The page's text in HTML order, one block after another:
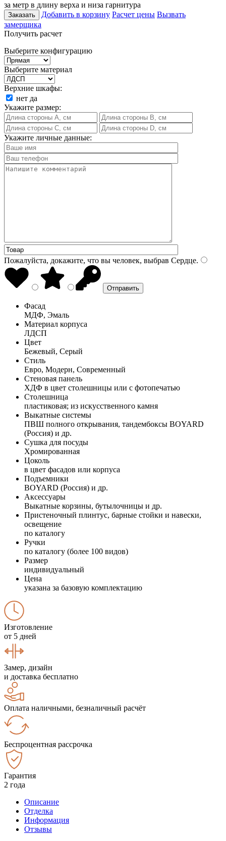
за метр в длину верха и низа гарнитура
Заказать Добавить в корзину Расчет цены Вызвать
замерщика
Получить расчет
Выберите конфигурацию
Выберите материал
Верхние шкафы:
нет да
Укажите размер:
Укажите личные данные:
Пожалуйста, докажите, что вы человек, выбрав Сердце.
Фасад
МДФ, Эмаль
Материал корпуса
ЛДСП
Цвет
Бежевый, Серый
Стиль
Евро, Модерн, Современный
Стеновая панель
ХДФ в цвет столешницы или с фотопечатью
Столешница
пластиковая; из искусственного камня
Выкатные системы
ПВШ полного открывания, тандембоксы BOYARD
(Россия) и др.
Сушка для посуды
Хромированная
Цоколь
в цвет фасадов или корпуса
Подъемники
BOYARD (Россия) и др.
Аксессуары
Выкатные корзины, бутылочницы и др.
Пристеночный плинтус, барные стойки и навески,
освещение
по каталогу
Ручки
по каталогу (более 100 видов)
Размер
индивидуальный
Цена
указана за базовую комплектацию
Изготовление
от 5 дней
Замер, дизайн
и доставка бесплатно
Оплата наличными, безналичный расчёт
Беспроцентная рассрочка
Гарантия
2 года
Описание
Отделка
Информация
Отзывы